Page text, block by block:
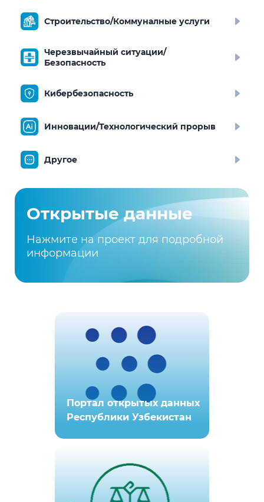
Строительство/Коммуналные услуги
Черезвычайный ситуации/
Безопасность
Кибербезопасность
Инновации/Технологический прорыв
Другое
Открытые данные
Нажмите на проект для подробной
информации
Портал открытых данных
Республики Узбекистан